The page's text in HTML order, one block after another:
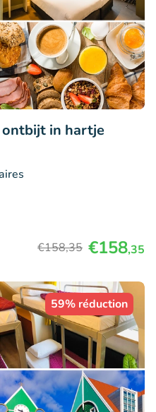
ontbijt in hartje
€158,35 €158,35
59% réduction